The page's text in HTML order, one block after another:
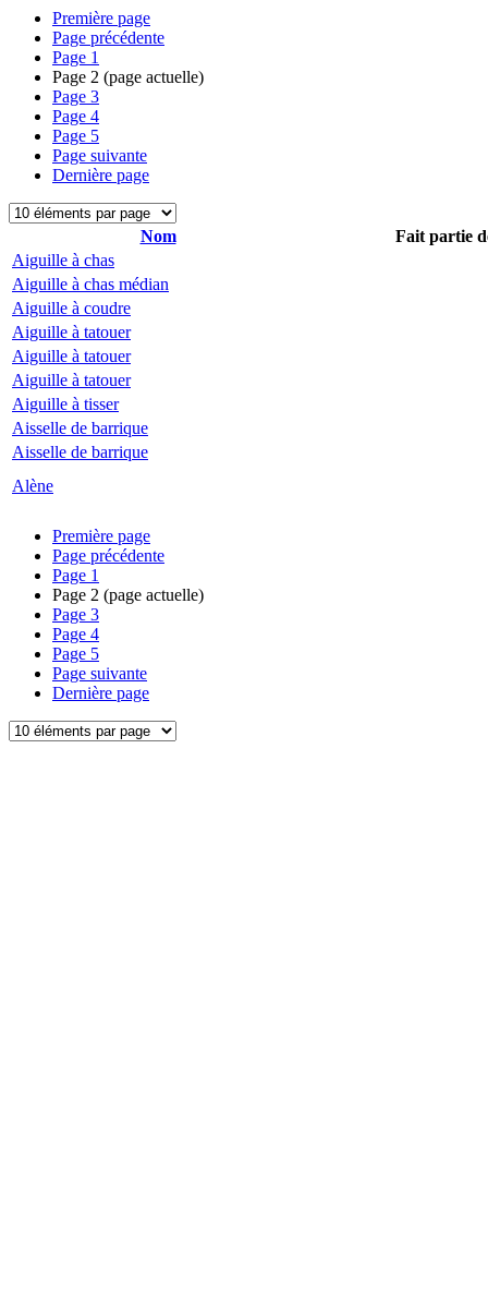
Première page
Page précédente
Page 1
Page 2 (page actuelle)
Page 3
Page 4
Page 5
Page suivante
Dernière page
Nom
Fait partie
Aiguille à chas
Aiguille à chas médian
Aiguille à coudre
Aiguille à tatouer
Aiguille à tatouer
Aiguille à tatouer
Aiguille à tisser
Aisselle de barrique
Aisselle de barrique
Alène
Première page
Page précédente
Page 1
Page 2 (page actuelle)
Page 3
Page 4
Page 5
Page suivante
Dernière page